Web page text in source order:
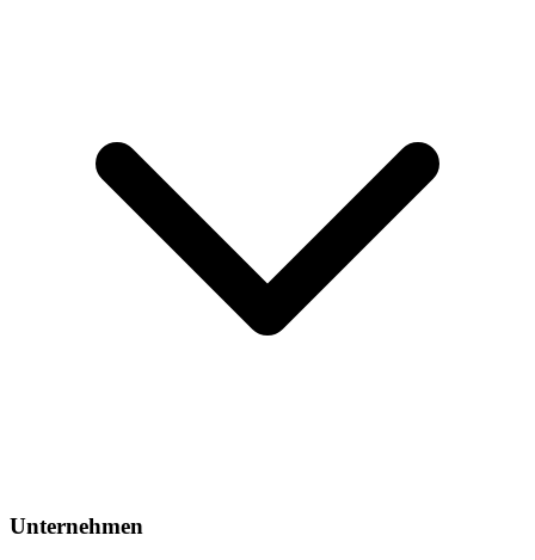
Unternehmen